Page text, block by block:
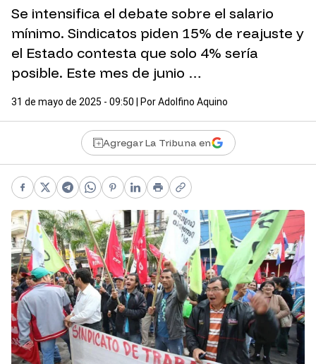
Se intensifica el debate sobre el salario
mínimo. Sindicatos piden 15% de reajuste y
el Estado contesta que solo 4% sería
posible. Este mes de junio …
31 de mayo de 2025 - 09:50 | PorAdolfino Aquino
Agregar La Tribuna en
Facebook
X Telegram
WhatsApp
Pinterest
LinkedIn
PrintCopy link